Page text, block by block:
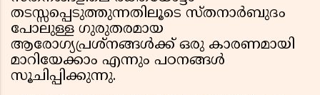
തടസ്സപ്പെടുത്തുന്നതിലൂടെ സ്തനാർബുദം
പോലുള്ള ഗുരുതരമായ
ആരോഗ്യപ്രശ്നങ്ങൾക്ക് ഒരു കാരണമായി
മാറിയേക്കാം എന്നും പഠനങ്ങൾ
സൂചിപ്പിക്കുന്നു.